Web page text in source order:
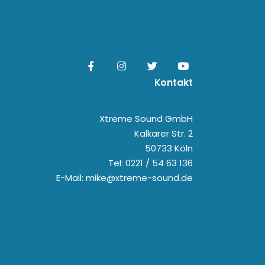
Kontakt
Xtreme Sound GmbH
Kalkarer Str. 2
50733 Köln
Tel: 0221 / 54 63 136
E-Mail: mike@xtreme-sound.de